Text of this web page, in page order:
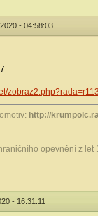
- 04:58:03
http://
opevnění z let
- 16:31:11